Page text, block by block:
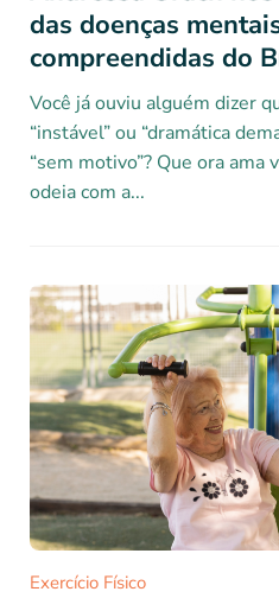
das doenças
compreendidas do
Você já ouviu alguém dizer
“instável” ou “dramática
“sem motivo”? Que ora
odeia com a...
Exercício Físico